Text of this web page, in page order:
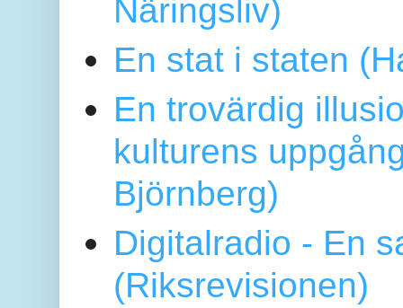
Näringsliv)
En stat i staten
En trovärdig
kulturens
Björnberg)
Digitalradio - En
(Riksrevisionen)